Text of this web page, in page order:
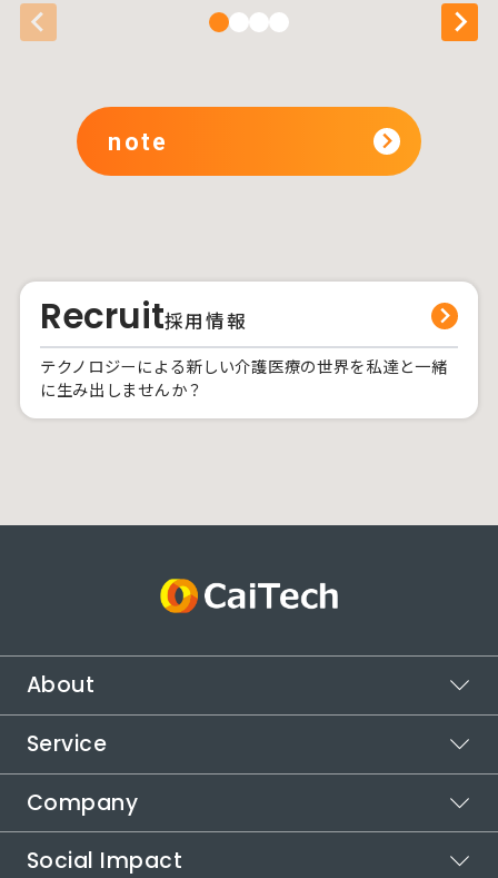
note
Recruit採用情報
テクノロジーによる新しい介護医療の世界を私達と一緒
に生み出しませんか？
About
ビジョン
ミッション
バリュー
Service
スポットワーク
カイテク
シフト管理
Company
企業情報
Social Impact